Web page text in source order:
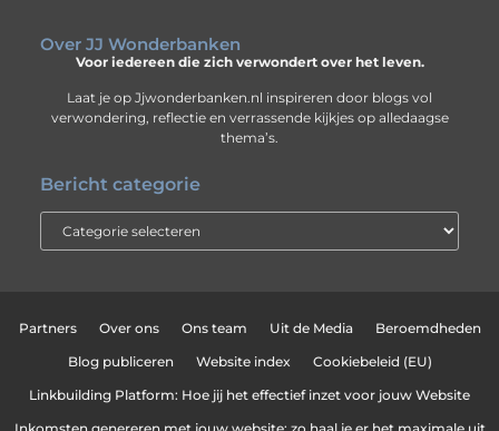
Over JJ Wonderbanken
Voor iedereen die zich verwondert over het leven.
Laat je op Jjwonderbanken.nl inspireren door blogs vol
verwondering, reflectie en verrassende kijkjes op alledaagse
thema’s.
Bericht categorie
Partners Over ons Ons team Uit de Media Beroemdheden
Blog publiceren Website index Cookiebeleid (EU)
Linkbuilding Platform: Hoe jij het effectief inzet voor jouw Website